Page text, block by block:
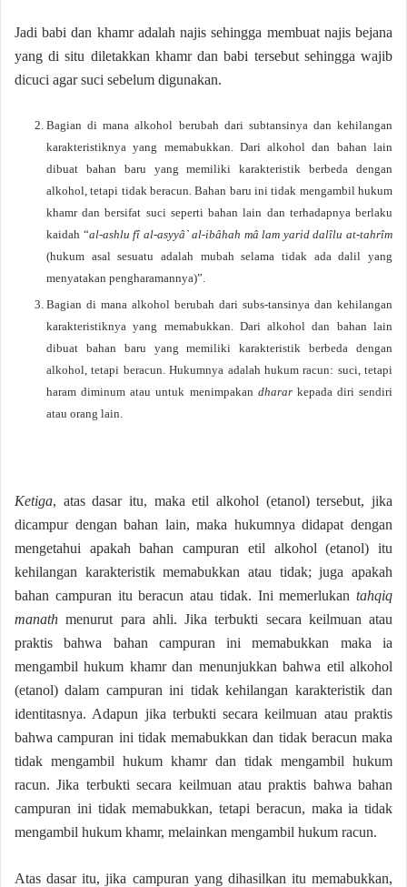
Jadi babi dan khamr adalah najis sehingga membuat najis bejana
yang di situ diletakkan khamr dan babi tersebut sehingga wajib
dicuci agar suci sebelum digunakan.
Bagian di mana alkohol berubah dari subtansinya dan kehilangan
karakteristiknya yang memabukkan. Dari alkohol dan bahan lain
dibuat bahan baru yang memiliki karakteristik berbeda dengan
alkohol, tetapi tidak beracun. Bahan baru ini tidak mengambil hukum
khamr dan bersifat suci seperti bahan lain dan terhadapnya berlaku
kaidah “al-ashlu fî al-asyyâ` al-ibâhah mâ lam yarid dalîlu at-tahrîm
(hukum asal sesuatu adalah mubah selama tidak ada dalil yang
menyatakan pengharamannya)”.
Bagian di mana alkohol berubah dari subs-tansinya dan kehilangan
karakteristiknya yang memabukkan. Dari alkohol dan bahan lain
dibuat bahan baru yang memiliki karakteristik berbeda dengan
alkohol, tetapi beracun. Hukumnya adalah hukum racun: suci, tetapi
haram diminum atau untuk menimpakan dhararkepada diri sendiri
atau orang lain.
Ketiga, atas dasar itu, maka etil alkohol (etanol) tersebut, jika
dicampur dengan bahan lain, maka hukumnya didapat dengan
mengetahui apakah bahan campuran etil alkohol (etanol) itu
kehilangan karakteristik memabukkan atau tidak; juga apakah
bahan campuran itu beracun atau tidak. Ini memerlukan tahqiq
manath menurut para ahli. Jika terbukti secara keilmuan atau
praktis bahwa bahan campuran ini memabukkan maka ia
mengambil hukum khamr dan menunjukkan bahwa etil alkohol
(etanol) dalam campuran ini tidak kehilangan karakteristik dan
identitasnya. Adapun jika terbukti secara keilmuan atau praktis
bahwa campuran ini tidak memabukkan dan tidak beracun maka
tidak mengambil hukum khamr dan tidak mengambil hukum
racun. Jika terbukti secara keilmuan atau praktis bahwa bahan
campuran ini tidak memabukkan, tetapi beracun, maka ia tidak
mengambil hukum khamr, melainkan mengambil hukum racun.
Atas dasar itu, jika campuran yang dihasilkan itu memabukkan,